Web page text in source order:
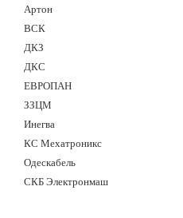
Артон
ВСК
ДКЗ
ДКС
ЕВРОПАН
ЗЗЦМ
Инегва
КС Мехатроникс
Одескабель
СКБ Электронмаш